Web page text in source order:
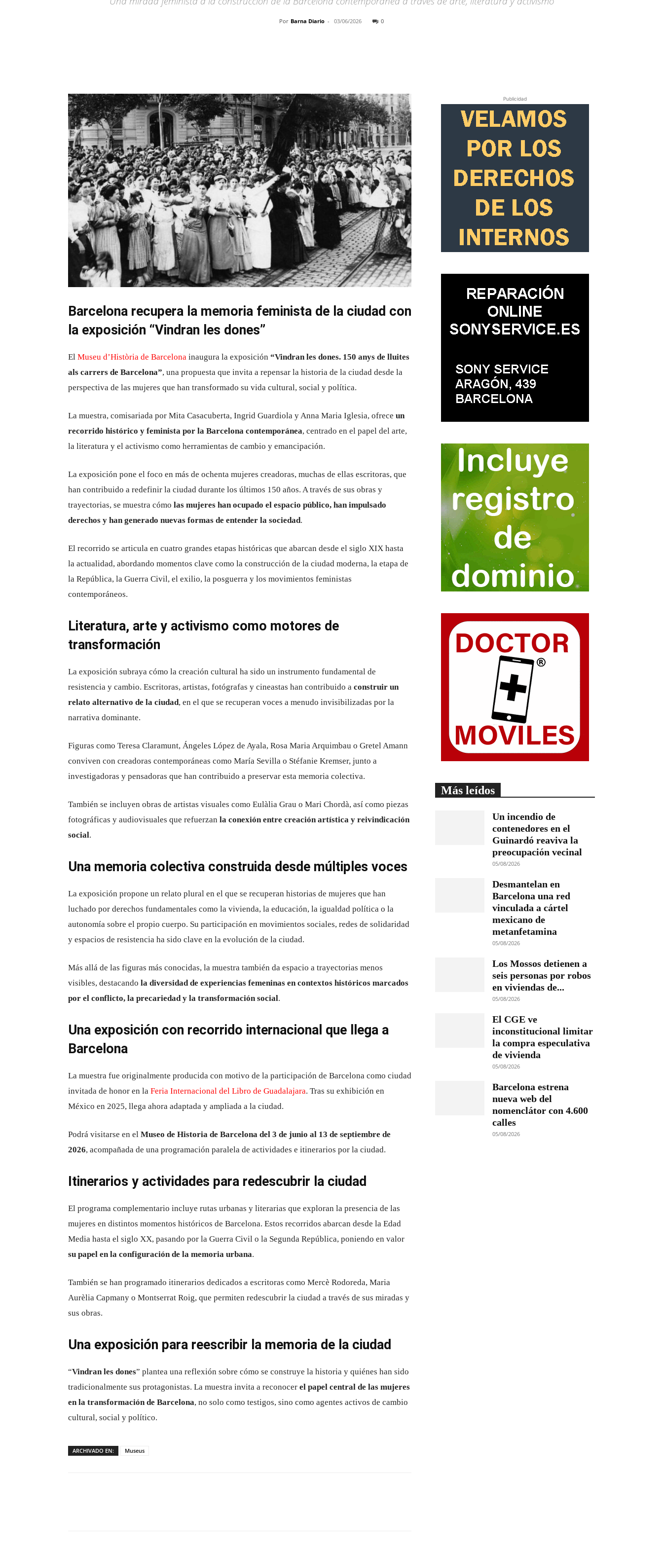
Por Barna Diario - 03/06/2026 0
Barcelona recupera la memoria feminista de la ciudad con
la exposición “Vindran les dones”
El Museu d’Història de Barcelona inaugura la exposición “Vindran les dones. 150 anys de lluites
als carrers de Barcelona”, una propuesta que invita a repensar la historia de la ciudad desde la
perspectiva de las mujeres que han transformado su vida cultural, social y política.
La muestra, comisariada por Mita Casacuberta, Ingrid Guardiola y Anna Maria Iglesia, ofrece un
recorrido histórico y feminista por la Barcelona contemporánea, centrado en el papel del arte,
la literatura y el activismo como herramientas de cambio y emancipación.
La exposición pone el foco en más de ochenta mujeres creadoras, muchas de ellas escritoras, que
han contribuido a redefinir la ciudad durante los últimos 150 años. A través de sus obras y
trayectorias, se muestra cómo las mujeres han ocupado el espacio público, han impulsado
derechos y han generado nuevas formas de entender la sociedad.
El recorrido se articula en cuatro grandes etapas históricas que abarcan desde el siglo XIX hasta
la actualidad, abordando momentos clave como la construcción de la ciudad moderna, la etapa de
la República, la Guerra Civil, el exilio, la posguerra y los movimientos feministas
contemporáneos.
Literatura, arte y activismo como motores de
transformación
La exposición subraya cómo la creación cultural ha sido un instrumento fundamental de
resistencia y cambio. Escritoras, artistas, fotógrafas y cineastas han contribuido a construir un
relato alternativo de la ciudad, en el que se recuperan voces a menudo invisibilizadas por la
narrativa dominante.
Figuras como Teresa Claramunt, Ángeles López de Ayala, Rosa Maria Arquimbau o Gretel Amann
conviven con creadoras contemporáneas como María Sevilla o Stéfanie Kremser, junto a
investigadoras y pensadoras que han contribuido a preservar esta memoria colectiva.
También se incluyen obras de artistas visuales como Eulàlia Grau o Mari Chordà, así como piezas
fotográficas y audiovisuales que refuerzan la conexión entre creación artística y reivindicación
social.
Una memoria colectiva construida desde múltiples voces
La exposición propone un relato plural en el que se recuperan historias de mujeres que han
luchado por derechos fundamentales como la vivienda, la educación, la igualdad política o la
autonomía sobre el propio cuerpo. Su participación en movimientos sociales, redes de solidaridad
y espacios de resistencia ha sido clave en la evolución de la ciudad.
Más allá de las figuras más conocidas, la muestra también da espacio a trayectorias menos
visibles, destacando la diversidad de experiencias femeninas en contextos históricos marcados
por el conflicto, la precariedad y la transformación social.
Una exposición con recorrido internacional que llega a
Barcelona
La muestra fue originalmente producida con motivo de la participación de Barcelona como ciudad
invitada de honor en la Feria Internacional del Libro de Guadalajara. Tras su exhibición en
México en 2025, llega ahora adaptada y ampliada a la ciudad.
Podrá visitarse en el Museo de Historia de Barcelona del 3 de junio al 13 de septiembre de
2026, acompañada de una programación paralela de actividades e itinerarios por la ciudad.
Itinerarios y actividades para redescubrir la ciudad
El programa complementario incluye rutas urbanas y literarias que exploran la presencia de las
mujeres en distintos momentos históricos de Barcelona. Estos recorridos abarcan desde la Edad
Media hasta el siglo XX, pasando por la Guerra Civil o la Segunda República, poniendo en valor
su papel en la configuración de la memoria urbana.
También se han programado itinerarios dedicados a escritoras como Mercè Rodoreda, Maria
Aurèlia Capmany o Montserrat Roig, que permiten redescubrir la ciudad a través de sus miradas y
sus obras.
Una exposición para reescribir la memoria de la ciudad
“Vindran les dones” plantea una reflexión sobre cómo se construye la historia y quiénes han sido
tradicionalmente sus protagonistas. La muestra invita a reconocer el papel central de las mujeres
en la transformación de Barcelona, no solo como testigos, sino como agentes activos de cambio
cultural, social y político.
ARCHIVADO EN: Museus
Publicidad
Más leídos
Un incendio de
contenedores en el
Guinardó reaviva la
preocupación vecinal
05/08/2026
Desmantelan en
Barcelona una red
vinculada a cártel
mexicano de
metanfetamina
05/08/2026
Los Mossos detienen a
seis personas por robos
en viviendas de...
05/08/2026
El CGE ve
inconstitucional limitar
la compra especulativa
de vivienda
05/08/2026
Barcelona estrena
nueva web del
nomenclátor con 4.600
calles
05/08/2026